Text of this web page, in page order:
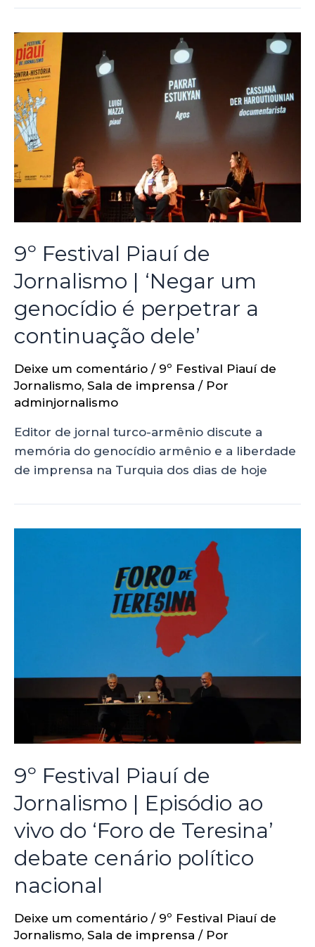
9º Festival Piauí de
Jornalismo | ‘Negar um
genocídio é perpetrar a
continuação dele’
Deixe um comentário / 9º Festival Piauí de
Jornalismo, Sala de imprensa / Por
adminjornalismo
Editor de jornal turco-armênio discute a
memória do genocídio armênio e a liberdade
de imprensa na Turquia dos dias de hoje
9º Festival Piauí de
Jornalismo | Episódio ao
vivo do ‘Foro de Teresina’
debate cenário político
nacional
Deixe um comentário / 9º Festival Piauí de
Jornalismo, Sala de imprensa / Por